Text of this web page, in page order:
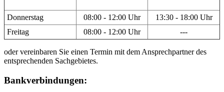
Donnerstag 08:00 - 12:00 Uhr
13:30 - 18:00 Uhr
Freitag
08:00 - 12:00 Uhr ---
oder vereinbaren Sie einen Termin mit dem Ansprechpartner des
entsprechenden Sachgebietes.
Bankverbindungen: